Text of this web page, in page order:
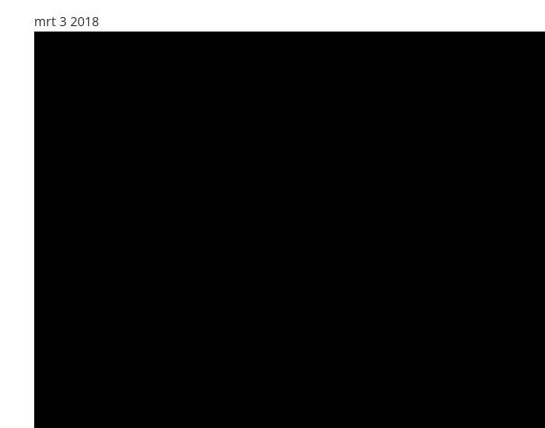
mrt 3 2018